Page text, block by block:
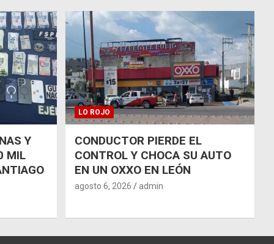
Y
MIL
LO ROJO
CONDUCTOR PIERDE EL
CONTROL Y CHOCA SU AUTO
EN UN OXXO EN LEÓN
agosto 6, 2026 admin